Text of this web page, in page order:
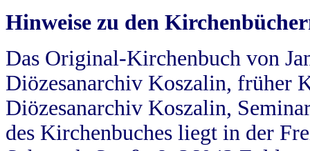
Hinweise zu den
Das Original-Kirchenbuch von
Diözesanarchiv Koszalin, früher
Diözesanarchiv Koszalin,
des Kirchenbuches liegt in der